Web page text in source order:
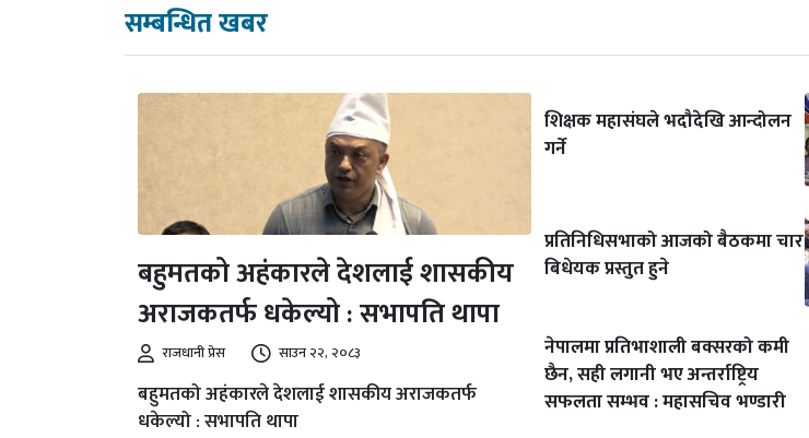
सम्बन्धित खबर
बहुमतको अहंकारले देशलाई शासकीय
अराजकतर्फ धकेल्यो : सभापति थापा
राजधानी प्रेस साउन २२, २०८३
बहुमतको अहंकारले देशलाई शासकीय अराजकतर्फ
धकेल्यो : सभापति थापा
शिक्षक महासंघले भदौदेखि आन्दोलन
गर्ने
प्रतिनिधिसभाको आजको बैठकमा चार
बिधेयक प्रस्तुत हुने
नेपालमा प्रतिभाशाली बक्सरको कमी
छैन, सही लगानी भए अन्तर्राष्ट्रिय
सफलता सम्भव : महासचिव भण्डारी